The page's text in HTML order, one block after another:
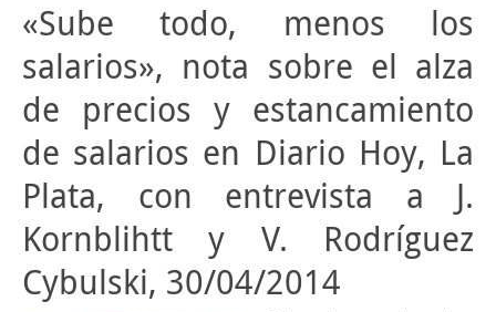
«Sube todo, menos los
salarios», nota sobre el alza
de precios y estancamiento
de salarios en Diario Hoy, La
Plata, con entrevista a J.
Kornblihtt y V. Rodríguez
Cybulski, 30/04/2014